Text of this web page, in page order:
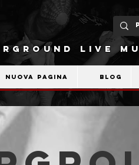
LIVE
Nuova pagina Blog